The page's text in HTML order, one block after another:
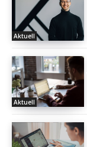
Aktuell
Aktuell